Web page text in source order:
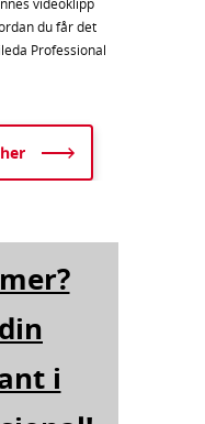
videoklipp
du får det
Professional
i